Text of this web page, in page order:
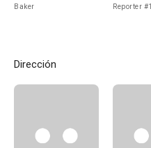
Baker Reporter #1
Dirección